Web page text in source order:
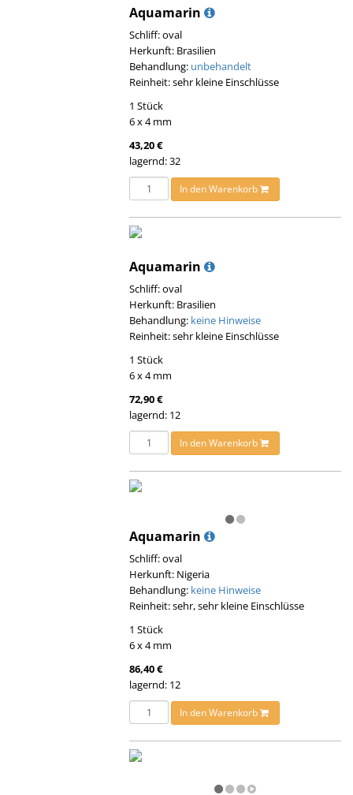
Aquamarin
Schliff: oval
Herkunft: Brasilien
Behandlung: unbehandelt
Reinheit: sehr kleine Einschlüsse
1 Stück
6 x 4 mm
43,20 €
lagernd: 32
In den Warenkorb
Aquamarin
Schliff: oval
Herkunft: Brasilien
Behandlung: keine Hinweise
Reinheit: sehr kleine Einschlüsse
1 Stück
6 x 4 mm
72,90 €
lagernd: 12
In den Warenkorb
Aquamarin
Schliff: oval
Herkunft: Nigeria
Behandlung: keine Hinweise
Reinheit: sehr, sehr kleine Einschlüsse
1 Stück
6 x 4 mm
86,40 €
lagernd: 12
In den Warenkorb